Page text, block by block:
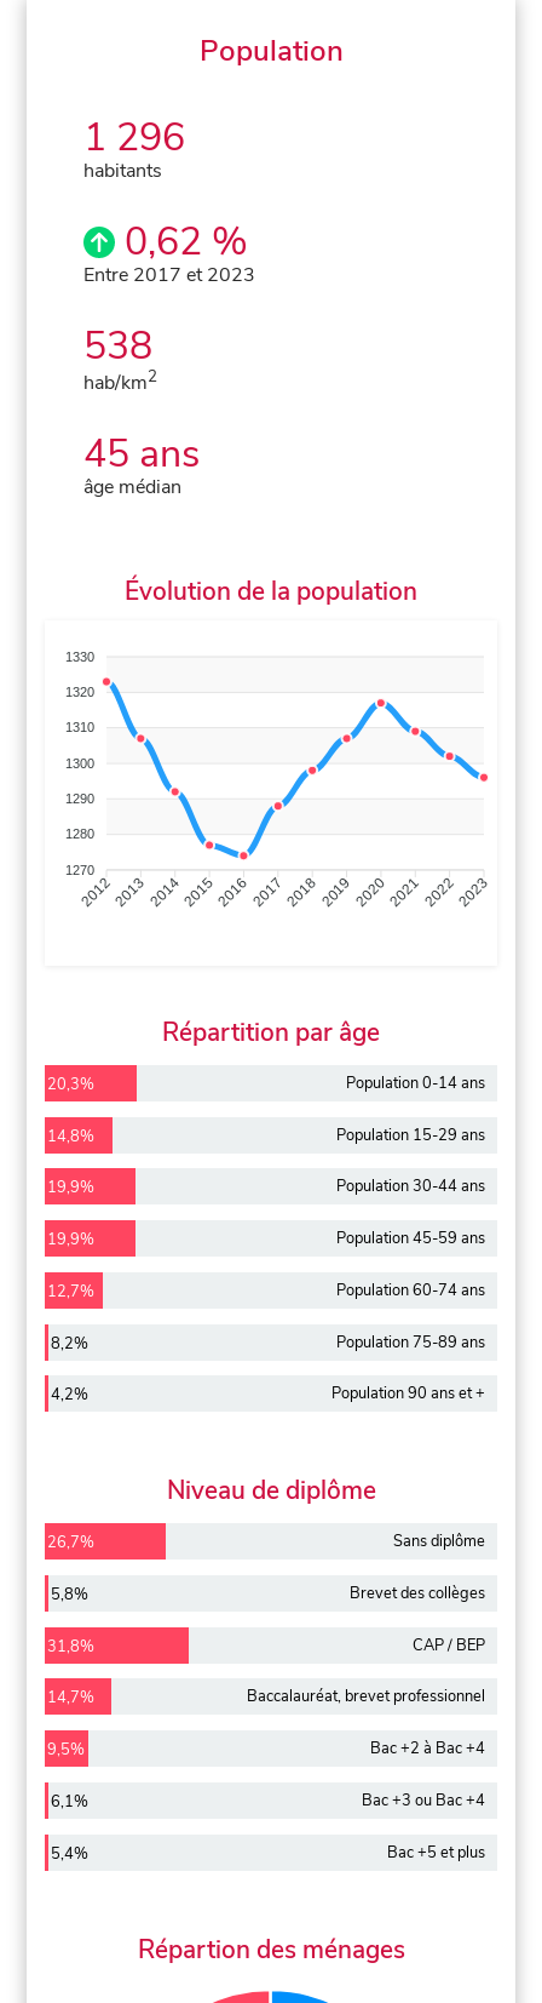
Population
1 296
habitants
0,62 %
Entre 2017 et 2023
538
hab/km2
45 ans
âge médian
Évolution de la population
1330
1320
1310
1300
1290
1280
1270
201220132014201520162017 20182019 2020202120222023
Répartition par âge
20,3% Population 0-14 ans
14,8% Population 15-29 ans
19,9% Population 30-44 ans
19,9% Population 45-59 ans
12,7% Population 60-74 ans
8,2% Population 75-89 ans
4,2% Population 90 ans et +
Niveau de diplôme
26,7% Sans diplôme
5,8% Brevet des collèges
31,8% CAP / BEP
14,7% Baccalauréat, brevet professionnel
9,5% Bac +2 à Bac +4
6,1% Bac +3 ou Bac +4
5,4% Bac +5 et plus
Répartion des ménages